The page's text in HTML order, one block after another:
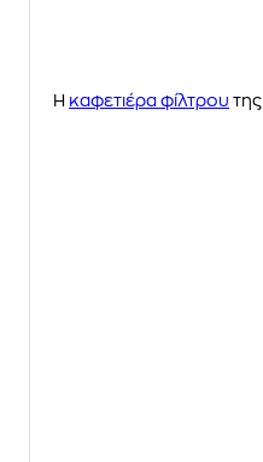
Η καφετιέρα φίλτρου της